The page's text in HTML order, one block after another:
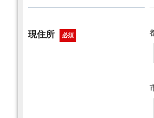
現住所 必須